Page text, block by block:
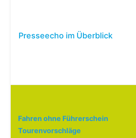
Presseecho im Überblick
Fahren ohne Führerschein
Tourenvorschläge